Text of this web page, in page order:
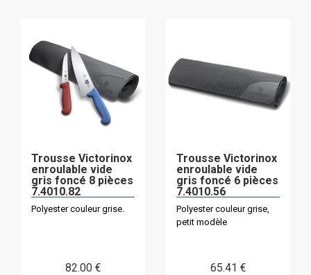
Trousse Victorinox
enroulable vide
gris foncé 8 pièces
7.4010.82
Polyester couleur grise.
82.00 €
Trousse Victorinox
enroulable vide
gris foncé 6 pièces
7.4010.56
Polyester couleur grise,
petit modèle
65.41 €